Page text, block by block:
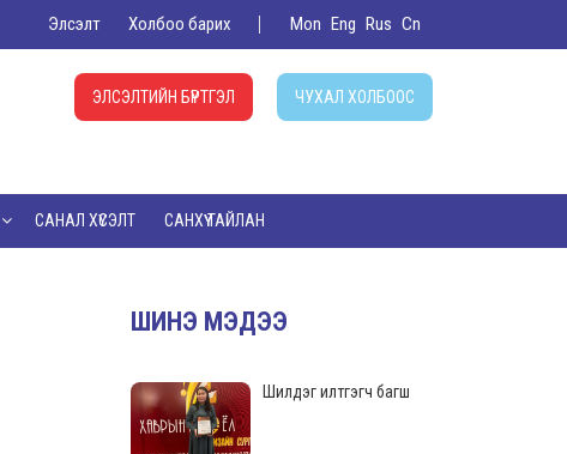
Элсэлт Холбоо барих Mon Eng Rus Cn
ЭЛСЭЛТИЙН БҮРТГЭЛ ЧУХАЛ ХОЛБООС
САНАЛ ХҮСЭЛТ САНХҮҮ ТАЙЛАН
ШИНЭ МЭДЭЭ
Шилдэг илтгэгч багш